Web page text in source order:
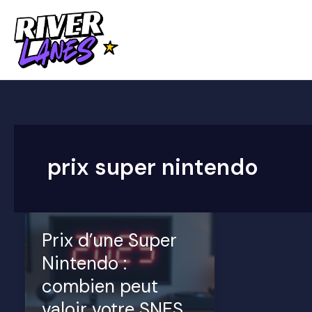
contenu
prix super nintendo
Prix d’une Super
Nintendo :
combien peut